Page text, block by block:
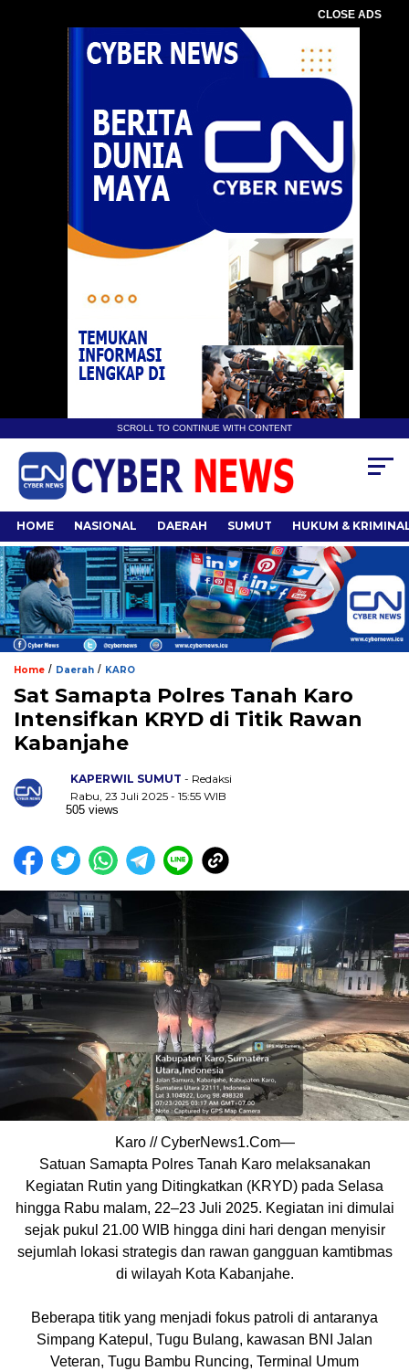
CLOSE ADS
SCROLL TO CONTINUE WITH CONTENT
HOME NASIONAL DAERAH SUMUT HUKUM &
Home / Daerah / KARO
Sat Samapta Polres Tanah Karo
Intensifkan KRYD di Titik Rawan
Kabanjahe
KAPERWIL SUMUT - Redaksi
Rabu, 23 Juli 2025 - 15:55 WIB
505 views
Karo // CyberNews1.Com—
Satuan Samapta Polres Tanah Karo melaksanakan
Kegiatan Rutin yang Ditingkatkan (KRYD) pada Selasa
hingga Rabu malam, 22–23 Juli 2025. Kegiatan ini dimulai
sejak pukul 21.00 WIB hingga dini hari dengan menyisir
sejumlah lokasi strategis dan rawan gangguan kamtibmas
di wilayah Kota Kabanjahe.
Beberapa titik yang menjadi fokus patroli di antaranya
Simpang Katepul, Tugu Bulang, kawasan BNI Jalan
Veteran, Tugu Bambu Runcing, Terminal Umum